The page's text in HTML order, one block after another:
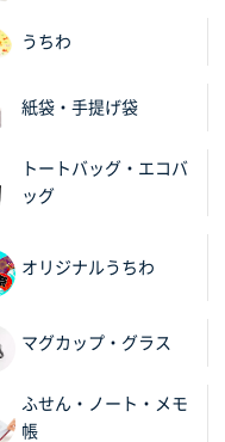
うちわ
紙袋・手提げ袋
トートバッグ・エコバ
ッグ
オリジナルうちわ
マグカップ・グラス
ふせん・ノート・メモ
帳